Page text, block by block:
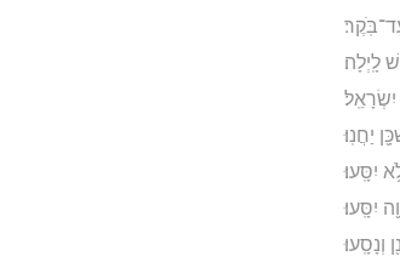
לָֽיְלָה׃
יַחֲנֽוּ׃
יִסָּֽעוּ׃
יִסָּֽעוּ׃